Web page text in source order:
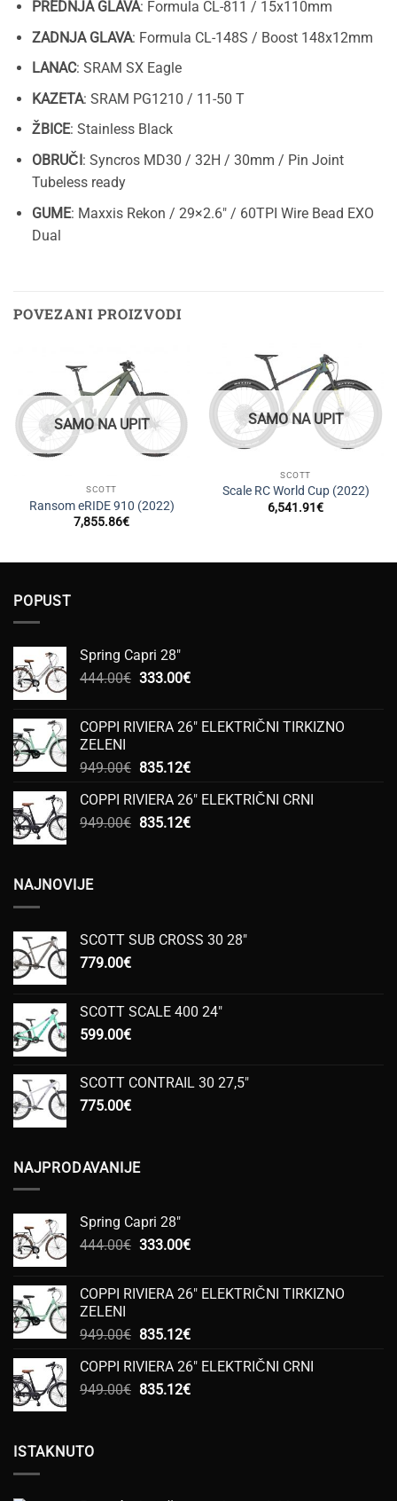
PREDNJA GLAVA: Formula CL-811 / 15x110mm
ZADNJA GLAVA: Formula CL-148S / Boost 148x12mm
LANAC: SRAM SX Eagle
KAZETA: SRAM PG1210 / 11-50 T
ŽBICE: Stainless Black
OBRUČI: Syncros MD30 / 32H / 30mm / Pin Joint
Tubeless ready
GUME: Maxxis Rekon / 29×2.6″ / 60TPI Wire Bead EXO
Dual
POVEZANI PROIZVODI
SAMO NA UPIT
SCOTT
Ransom eRIDE 910 (2022)
7,855.86€
SAMO NA UPIT
SCOTT
Scale RC World Cup (2022)
6,541.91€
POPUST
Spring Capri 28"
444.00€ Izvorna
je:
333.00€Trenutna
333.00€.
COPPI RIVIERA 26" ELEKTRIČNI TIRKIZNO
ZELENI
949.00€ Izvorna
bila
je:
835.12€Trenutna
je:
835.12€.
COPPI RIVIERA 26" ELEKTRIČNI CRNI
949.00€ Izvorna
835.12€Trenutna
NAJNOVIJE
SCOTT SUB CROSS 30 28"
779.00€
SCOTT SCALE 400 24"
599.00€
SCOTT CONTRAIL 30 27,5"
775.00€
NAJPRODAVANIJE
Spring Capri 28"
444.00€ Izvorna
je:
333.00€Trenutna
333.00€.
COPPI RIVIERA 26" ELEKTRIČNI TIRKIZNO
ZELENI
949.00€ Izvorna
bila
je:
835.12€Trenutna
je:
835.12€.
COPPI RIVIERA 26" ELEKTRIČNI CRNI
949.00€ Izvorna
835.12€Trenutna
ISTAKNUTO